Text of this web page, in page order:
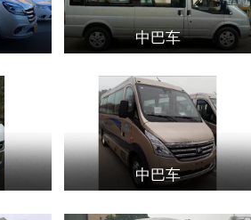
中巴车
中巴车